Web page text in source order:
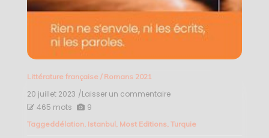
Littérature française/ Romans 2021
20 juillet 2023 /Laisser un commentaireon
Istanbul
465 mots 9
Taggeddélation, Istanbul, Most Editions Turquie